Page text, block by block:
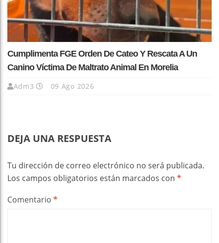
Cumplimenta FGE Orden De Cateo Y Rescata A Un
Canino Víctima De Maltrato Animal En Morelia
Adm3 09 Ago 2026
DEJA UNA RESPUESTA
Tu dirección de correo electrónico no será publicada.
Los campos obligatorios están marcados con *
Comentario *